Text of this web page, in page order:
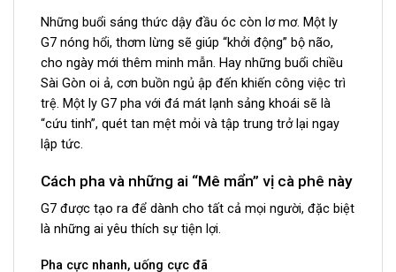
Những buổi sáng thức dậy đầu óc còn lơ mơ. Một ly
G7 nóng hổi, thơm lừng sẽ giúp “khởi động” bộ não,
cho ngày mới thêm minh mẫn. Hay những buổi chiều
Sài Gòn oi ả, cơn buồn ngủ ập đến khiến công việc trì
trệ. Một ly G7 pha với đá mát lạnh sảng khoái sẽ là
“cứu tinh”, quét tan mệt mỏi và tập trung trở lại ngay
lập tức.
Cách pha và những ai “Mê mẩn” vị cà phê này
G7 được tạo ra để dành cho tất cả mọi người, đặc biệt
là những ai yêu thích sự tiện lợi.
Pha cực nhanh, uống cực đã